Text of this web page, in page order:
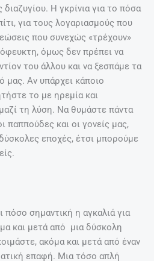
διαζυγίου. Η γκρίνια για το πόσα
για τους λογαριασμούς που
που συνεχώς «τρέχουν»
όμως δεν πρέπει να
του άλλου και να ξεσπάμε τα
μας. Αν υπάρχει κάποιο
το με ηρεμία και
τη λύση. Να θυμάστε πάντα
παππούδες και οι γονείς μας,
εποχές, έτσι μπορούμε
πόσο σημαντική η αγκαλιά για
και μετά από μια δύσκολη
ακόμα και μετά από έναν
επαφή. Μια τόσο απλή